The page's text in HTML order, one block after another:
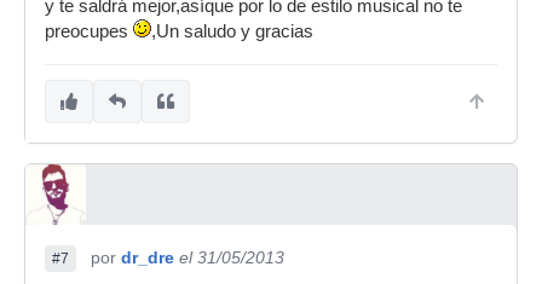
y te saldrá mejor,asíque por lo de estilo musical no te
preocupes
,Un saludo y gracias
#7 por dr_dre el 31/05/2013